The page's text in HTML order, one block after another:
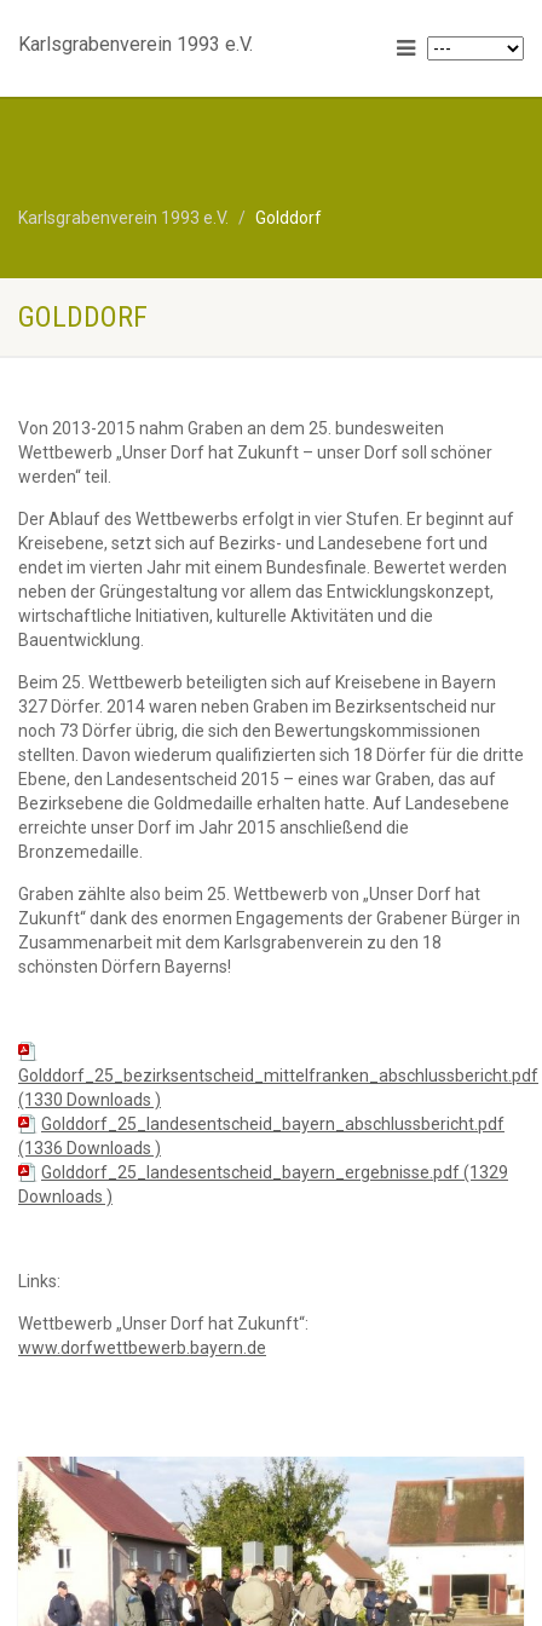
Karlsgrabenverein 1993 e.V.
Karlsgrabenverein 1993 e.V. Golddorf
GOLDDORF
Von 2013-2015 nahm Graben an dem 25. bundesweiten
Wettbewerb „Unser Dorf hat Zukunft – unser Dorf soll schöner
werden“ teil.
Der Ablauf des Wettbewerbs erfolgt in vier Stufen. Er beginnt auf
Kreisebene, setzt sich auf Bezirks- und Landesebene fort und
endet im vierten Jahr mit einem Bundesfinale. Bewertet werden
neben der Grüngestaltung vor allem das Entwicklungskonzept,
wirtschaftliche Initiativen, kulturelle Aktivitäten und die
Bauentwicklung.
Beim 25. Wettbewerb beteiligten sich auf Kreisebene in Bayern
327 Dörfer. 2014 waren neben Graben im Bezirksentscheid nur
noch 73 Dörfer übrig, die sich den Bewertungskommissionen
stellten. Davon wiederum qualifizierten sich 18 Dörfer für die dritte
Ebene, den Landesentscheid 2015 – eines war Graben, das auf
Bezirksebene die Goldmedaille erhalten hatte. Auf Landesebene
erreichte unser Dorf im Jahr 2015 anschließend die
Bronzemedaille.
Graben zählte also beim 25. Wettbewerb von „Unser Dorf hat
Zukunft“ dank des enormen Engagements der Grabener Bürger in
Zusammenarbeit mit dem Karlsgrabenverein zu den 18
schönsten Dörfern Bayerns!
Golddorf_25_bezirksentscheid_mittelfranken_abschlussbericht.pdf
(1330 Downloads )
Golddorf_25_landesentscheid_bayern_abschlussbericht.pdf
(1336 Downloads )
Golddorf_25_landesentscheid_bayern_ergebnisse.pdf (1329
Downloads )
Links:
Wettbewerb „Unser Dorf hat Zukunft“:
www.dorfwettbewerb.bayern.de